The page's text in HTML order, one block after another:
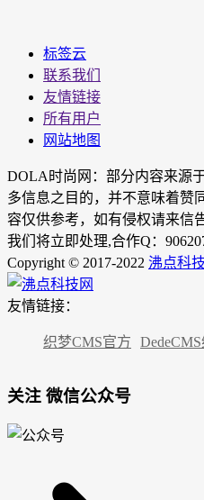
标签云
联系我们
友情链接
所有用户
网站地图
DOLA时尚网：部分内容来源
多信息之目的，并不意味着赞
容仅供参考，如有侵权请来信
我们将立即处理,合作Q：
Copyright © 2017-2022 沸点科
友情链接：
织梦CMS官方
关注 微信公众号